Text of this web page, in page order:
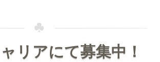
リアにて募集中！